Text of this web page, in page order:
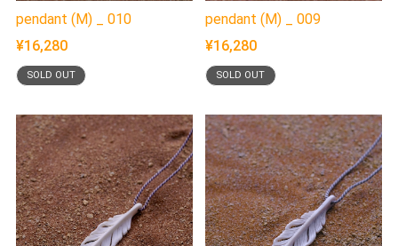
pendant (M) _ 010
¥16,280
SOLD OUT
pendant (M) _ 009
¥16,280
SOLD OUT